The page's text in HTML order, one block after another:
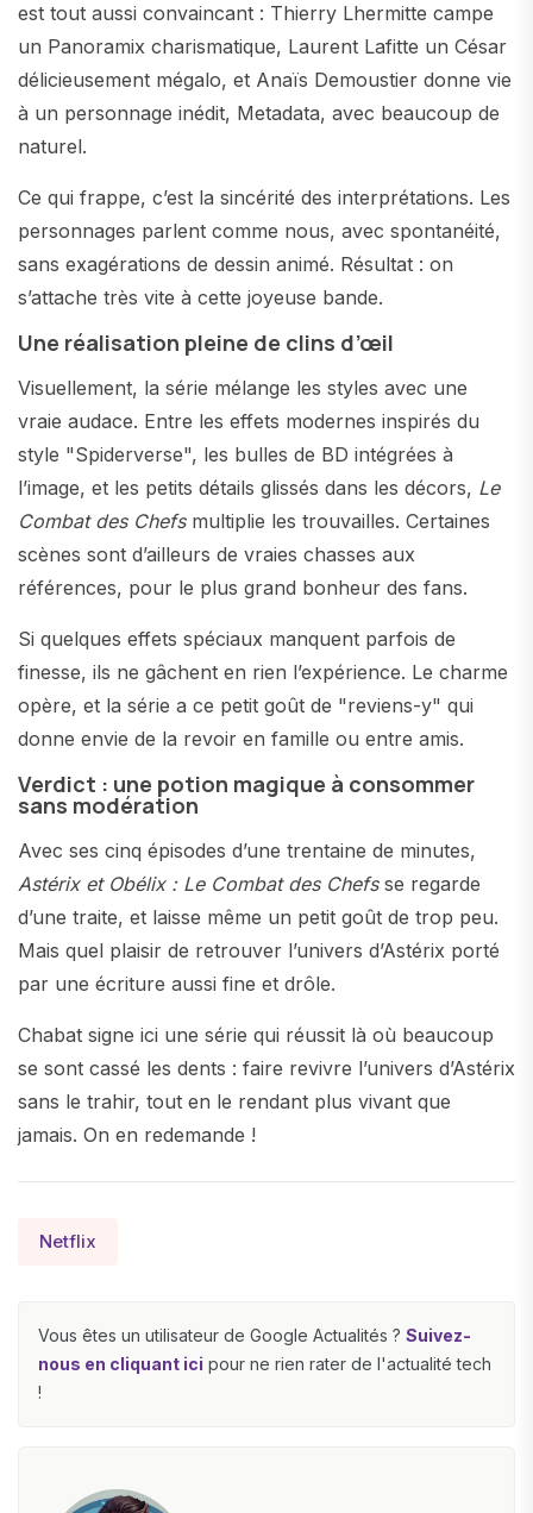
est tout aussi convaincant : Thierry Lhermitte campe
un Panoramix charismatique, Laurent Lafitte un César
délicieusement mégalo, et Anaïs Demoustier donne vie
à un personnage inédit, Metadata, avec beaucoup de
naturel.
Ce qui frappe, c’est la sincérité des interprétations. Les
personnages parlent comme nous, avec spontanéité,
sans exagérations de dessin animé. Résultat : on
s’attache très vite à cette joyeuse bande.
Une réalisation pleine de clins d’œil
Visuellement, la série mélange les styles avec une
vraie audace. Entre les effets modernes inspirés du
style "Spiderverse", les bulles de BD intégrées à
l’image, et les petits détails glissés dans les décors, Le
Combat des Chefsmultiplie les trouvailles. Certaines
scènes sont d’ailleurs de vraies chasses aux
références, pour le plus grand bonheur des fans.
Si quelques effets spéciaux manquent parfois de
finesse, ils ne gâchent en rien l’expérience. Le charme
opère, et la série a ce petit goût de "reviens-y" qui
donne envie de la revoir en famille ou entre amis.
Verdict : une potion magique à consommer
sans modération
Avec ses cinq épisodes d’une trentaine de minutes,
Astérix et Obélix : Le Combat des Chefsse regarde
d’une traite, et laisse même un petit goût de trop peu.
Mais quel plaisir de retrouver l’univers d’Astérix porté
par une écriture aussi fine et drôle.
Chabat signe ici une série qui réussit là où beaucoup
se sont cassé les dents : faire revivre l’univers d’Astérix
sans le trahir, tout en le rendant plus vivant que
jamais. On en redemande !
Netflix
Vous êtes un utilisateur de Google Actualités ? Suivez-
nous en cliquant ici pour ne rien rater de l'actualité tech
!